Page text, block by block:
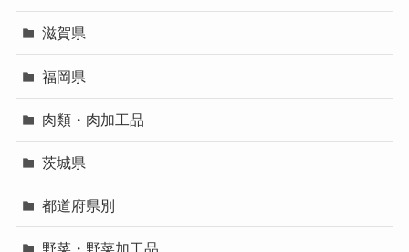
滋賀県
福岡県
肉類・肉加工品
茨城県
都道府県別
野菜・野菜加工品